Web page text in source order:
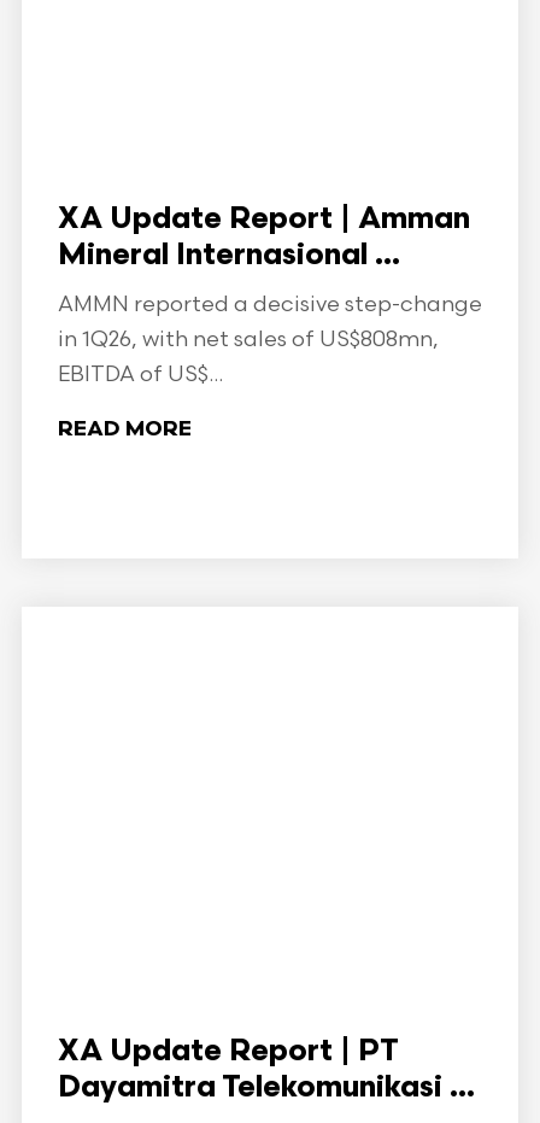
XA Update Report | Amman
Mineral Internasional ...
AMMN reported a decisive step-change
in 1Q26, with net sales of US$808mn,
EBITDA of US$...
READ MORE
XA Update Report | PT
Dayamitra Telekomunikasi ...